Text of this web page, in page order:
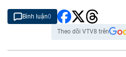
Bình luận0
Theo dõi VTV8 trên